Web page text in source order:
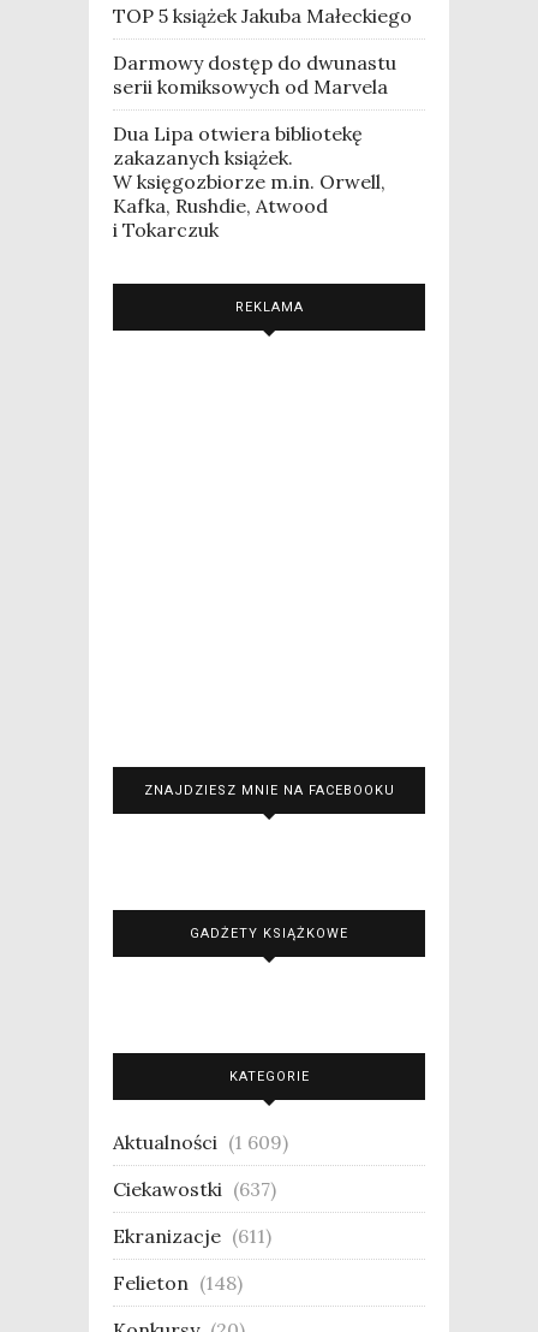
TOP 5 książek Jakuba Małeckiego
Darmowy dostęp do dwunastu
serii komiksowych od Marvela
Dua Lipa otwiera bibliotekę
zakazanych książek.
W księgozbiorze m.in. Orwell,
Kafka, Rushdie, Atwood
i Tokarczuk
REKLAMA
ZNAJDZIESZ MNIE NA FACEBOOKU
GADŻETY KSIĄŻKOWE
KATEGORIE
Aktualności (1 609)
Ciekawostki (637)
Ekranizacje (611)
Felieton (148)